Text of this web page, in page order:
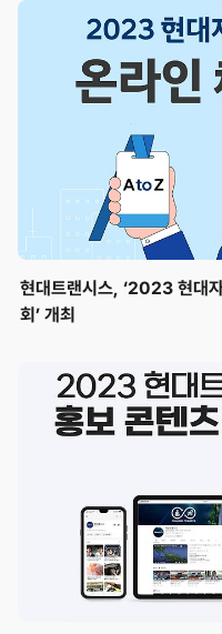
현대트랜시스, ‘2023 현대
회’ 개최